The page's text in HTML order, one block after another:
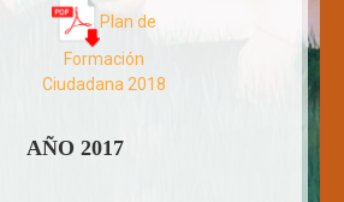
Plan de
Formación
Ciudadana 2018
AÑO 2017